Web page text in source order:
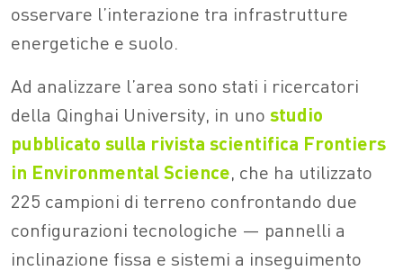
osservare l’interazione tra infrastrutture
energetiche e suolo.
Ad analizzare l’area sono stati i ricercatori
della Qinghai University, in uno studio
pubblicato sulla rivista scientifica Frontiers
in Environmental Science, che ha utilizzato
225 campioni di terreno confrontando due
configurazioni tecnologiche — pannelli a
inclinazione fissa e sistemi a inseguimento